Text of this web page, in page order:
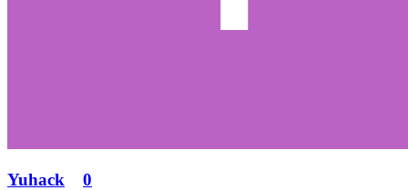
Yuhack 0